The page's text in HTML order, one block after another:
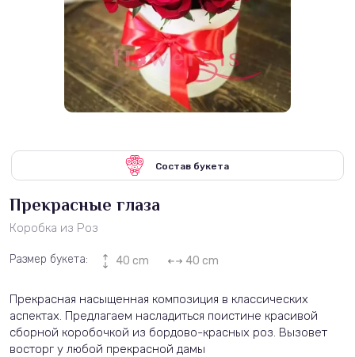
Состав букета
Прекрасные глаза
Коробка из Роз
Размер букета: 40 cm 40 cm
Прекрасная насыщенная композиция в классических
аспектах. Предлагаем насладиться поистине красивой
сборной коробочкой из бордово-красных роз. Вызовет
восторг у любой прекрасной дамы